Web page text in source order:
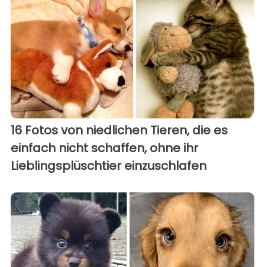
16 Fotos von niedlichen Tieren, die es
einfach nicht schaffen, ohne ihr
Lieblingsplüschtier einzuschlafen